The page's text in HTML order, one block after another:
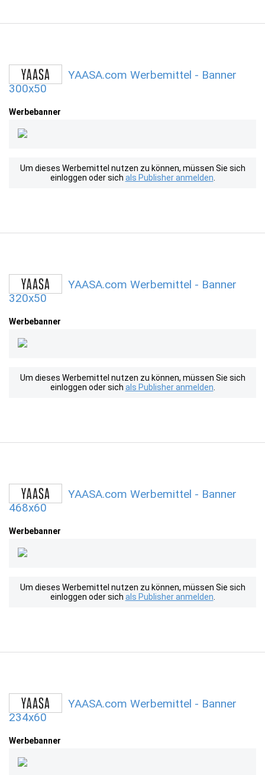
YAASA.com Werbemittel - Banner
300x50
Werbebanner
Um dieses Werbemittel nutzen zu können, müssen Sie sich
einloggen oder sich als Publisher anmelden
YAASA.com Werbemittel - Banner
320x50
Werbebanner
Um dieses Werbemittel nutzen zu können, müssen Sie sich
einloggen oder sich als Publisher anmelden
YAASA.com Werbemittel - Banner
468x60
Werbebanner
Um dieses Werbemittel nutzen zu können, müssen Sie sich
einloggen oder sich als Publisher anmelden
YAASA.com Werbemittel - Banner
234x60
Werbebanner